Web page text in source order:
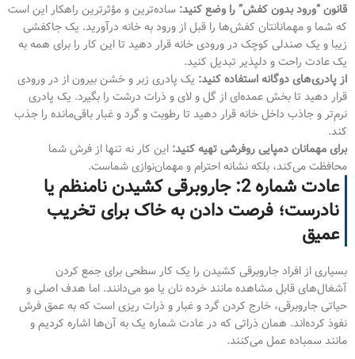
قانون “ورود بدون کفش” را وضع کنید: ساده‌ترین و مؤثرترین راهکار این است
که شما و مهمانانتان کفش‌ها را قبل از ورود به خانه درآورید. یک جاکفشی
زیبا و یک صندلی کوچک در ورودی خانه قرار دهید تا این کار را برای همه به
یک عادت راحت و دلپذیر تبدیل کنید.
از پادری‌های دوگانه استفاده کنید: یک پادری زبر و خشن بیرون از در ورودی
قرار دهید تا بخش عمده‌ای از گل و لای و ذرات درشت را بگیرد. یک پادری
نرم‌تر و جاذب داخل خانه قرار دهید تا رطوبت و گرد و غبار باقی‌مانده را جذب
کند.
برای مهمانان دمپایی روفرشی تهیه کنید: این کار نه تنها از فرش شما
محافظت می‌کند، بلکه نشانه احترام و مهمان‌نوازی شماست.
عادت شماره 2: جاروبرقی کشیدن نامنظم یا
نادرست؛ فرصت دادن به خاک برای تخریب
عمیق
بسیاری از افراد جاروبرقی کشیدن را یک کار سطحی برای جمع کردن
آشغال‌های قابل مشاهده مانند خرده نان یا مو می‌دانند. اما هدف اصلی و
حیاتی جاروبرقی، خارج کردن گرد و غبار و ذرات ریزی است که به عمق فرش
نفوذ کرده‌اند. همان ذراتی که در عادت شماره یک به آن‌ها اشاره کردیم و
مانند سمباده عمل می‌کنند.